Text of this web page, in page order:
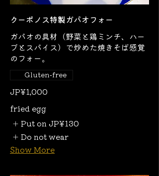
クーポノス特製ガパオフォー
ガパオの具材（野菜と鶏ミンチ、ハー
ブとスパイス）で炒めた焼きそば感覚
のフォー。
JP¥1,000
Gluten-free
fried egg
Put on JP¥130
Do not wear
Show More